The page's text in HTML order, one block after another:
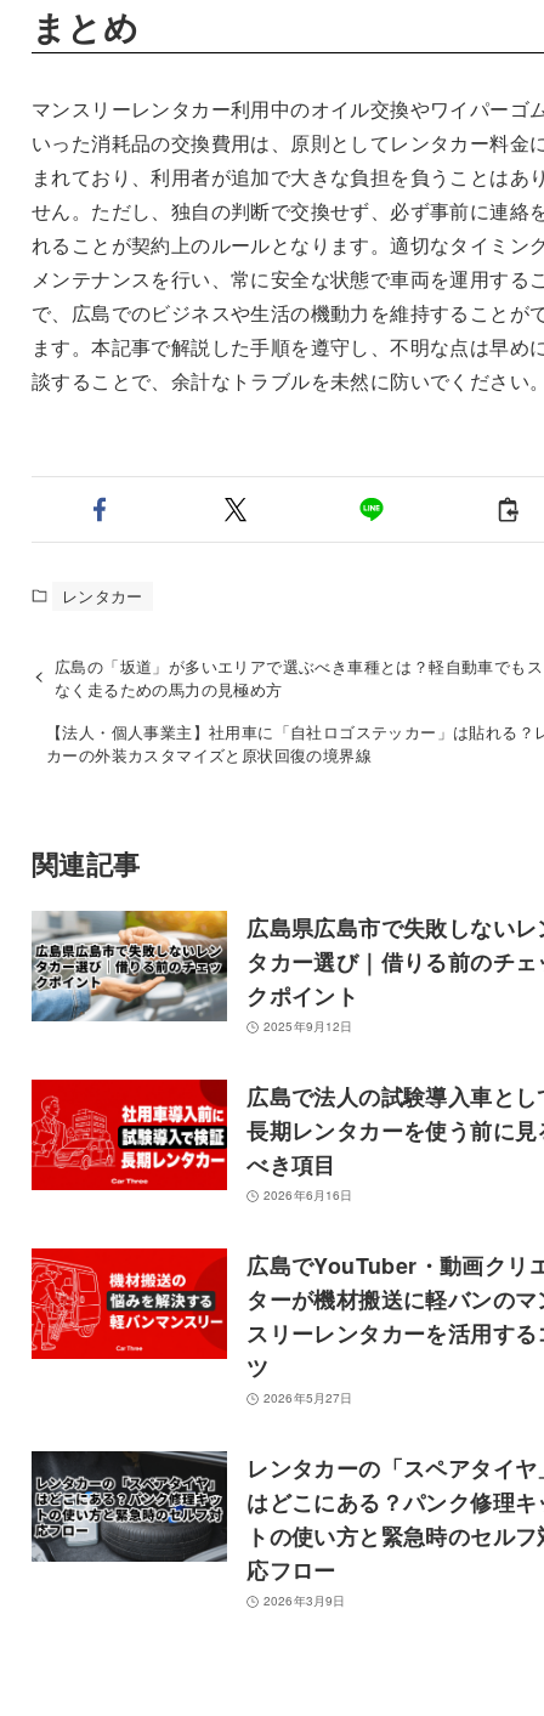
まとめ
マンスリーレンタカー利用中のオイル交換やワイパーゴ
いった消耗品の交換費用は、原則としてレンタカー料金
まれており、利用者が追加で大きな負担を負うことはあ
せん。ただし、独自の判断で交換せず、必ず事前に連絡
れることが契約上のルールとなります。適切なタイミン
メンテナンスを行い、常に安全な状態で車両を運用する
で、広島でのビジネスや生活の機動力を維持することが
ます。本記事で解説した手順を遵守し、不明な点は早め
談することで、余計なトラブルを未然に防いでください
レンタカー
広島の「坂道」が多いエリアで選ぶべき車種とは？軽自動車でも
なく走るための馬力の見極め方
【法人・個人事業主】社用車に「自社ロゴステッカー」は貼れる？
カーの外装カスタマイズと原状回復の境界線
関連記事
広島県広島市で失敗しないレ
タカー選び｜借りる前のチェ
クポイント
2025年9月12日
広島で法人の試験導入車とし
長期レンタカーを使う前に見
べき項目
2026年6月16日
広島でYouTuber・動画クリ
ターが機材搬送に軽バンのマ
スリーレンタカーを活用する
ツ
2026年5月27日
レンタカーの「スペアタイヤ
はどこにある？パンク修理キ
トの使い方と緊急時のセルフ
応フロー
2026年3月9日